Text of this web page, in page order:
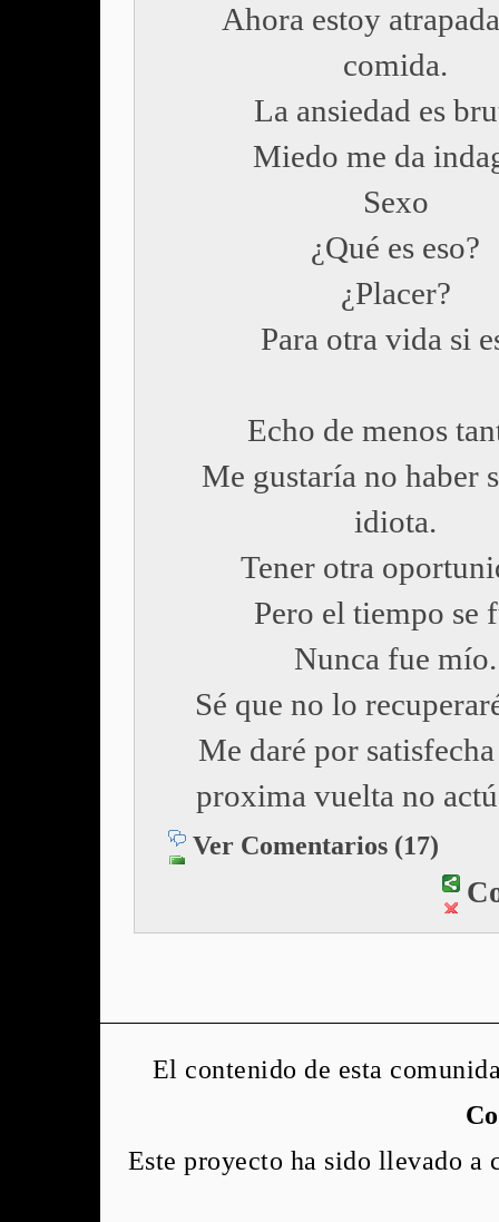
Ahora estoy
comida.
La ansiedad es
Miedo me da
Sexo
¿Qué es eso?
¿Placer?
Para otra vida si
Echo de menos
Me gustaría no haber
idiota.
Tener otra
Pero el tiempo se
Nunca fue mío.
Sé que no lo
Me daré por
proxima vuelta no
Ver Comentarios (17)
El contenido de esta
Este proyecto ha sido llevado